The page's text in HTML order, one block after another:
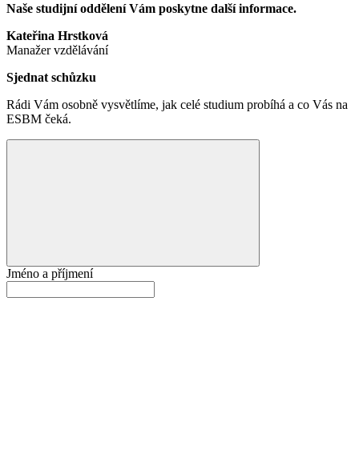
Naše studijní oddělení Vám poskytne další informace.
Kateřina Hrstková
Manažer vzdělávání
Sjednat schůzku
Rádi Vám osobně vysvětlíme, jak celé studium probíhá a co Vás na
ESBM čeká.
Jméno a příjmení